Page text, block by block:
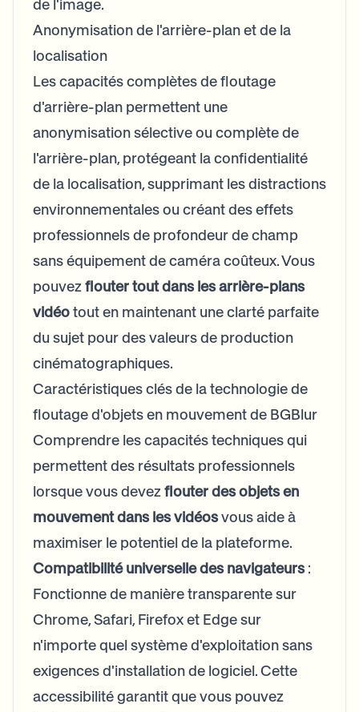
de l'image.
Anonymisation de l'arrière-plan et de la
localisation
Les capacités complètes de floutage
d'arrière-plan permettent une
anonymisation sélective ou complète de
l'arrière-plan, protégeant la confidentialité
de la localisation, supprimant les distractions
environnementales ou créant des effets
professionnels de profondeur de champ
sans équipement de caméra coûteux. Vous
pouvezflouter tout dans les arrière-plans
vidéotout en maintenant une clarté parfaite
du sujet pour des valeurs de production
cinématographiques.
Caractéristiques clés de la technologie de
floutage d'objets en mouvement de BGBlur
Comprendre les capacités techniques qui
permettent des résultats professionnels
lorsque vous devezflouter des objets en
mouvement dans les vidéosvous aide à
maximiser le potentiel de la plateforme.
Compatibilité universelle des navigateurs:
Fonctionne de manière transparente sur
Chrome, Safari, Firefox et Edge sur
n'importe quel système d'exploitation sans
exigences d'installation de logiciel. Cette
accessibilité garantit que vous pouvez